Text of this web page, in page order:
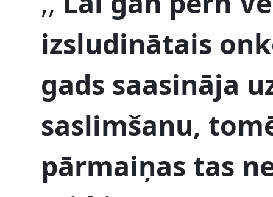
izsludinātais
gads saasināja
saslimšanu,
pārmaiņas tas